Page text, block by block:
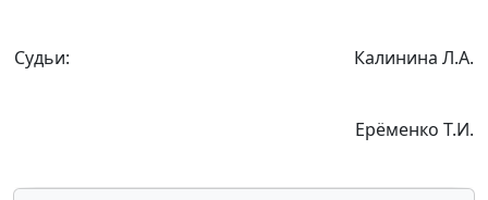
Судьи: Калинина Л.А.
Ерёменко Т.И.